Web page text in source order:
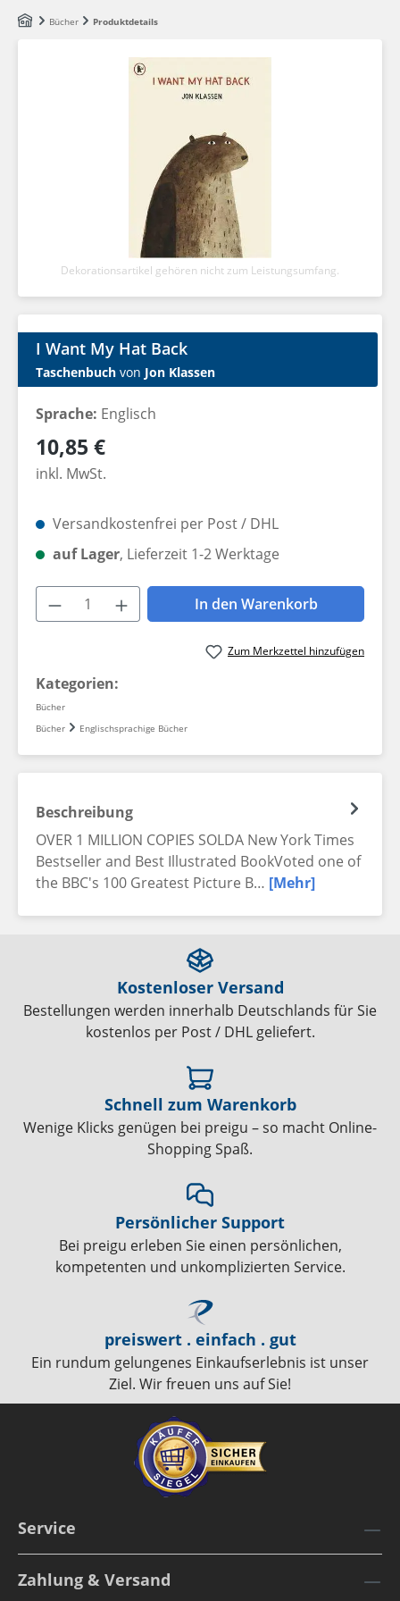
Zum Hauptinhalt springen
Bücher Produktdetails
Dekorationsartikel gehören nicht zum Leistungsumfang.
I Want My Hat Back
Taschenbuch von Jon Klassen
Sprache: Englisch
Regulärer Preis:
10,85 €
inkl. MwSt.
Versandkostenfrei per Post / DHL
auf Lager, Lieferzeit 1-2 Werktage
Produkt Anzahl: Gib den
In den Warenkorb
Zum Merkzettel hinzufügen
Kategorien:
Bücher
Bücher
Englischsprachige Bücher
Beschreibung
OVER 1 MILLION COPIES SOLDA New York Times
Bestseller and Best Illustrated BookVoted one of
the BBC's 100 Greatest Picture B… [Mehr]
Kostenloser Versand
Bestellungen werden innerhalb Deutschlands für Sie
kostenlos per Post / DHL geliefert.
Schnell zum Warenkorb
Wenige Klicks genügen bei preigu – so macht Online-
Shopping Spaß.
Persönlicher Support
Bei preigu erleben Sie einen persönlichen,
kompetenten und unkomplizierten Service.
preiswert . einfach . gut
Ein rundum gelungenes Einkaufserlebnis ist unser
Ziel. Wir freuen uns auf Sie!
Service
Zahlung & Versand